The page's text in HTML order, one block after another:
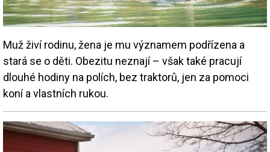
Muž živí rodinu, žena je mu významem podřízena a
stará se o děti. Obezitu neznají – však také pracují
dlouhé hodiny na polích, bez traktorů, jen za pomoci
koní a vlastních rukou.